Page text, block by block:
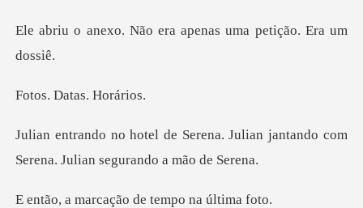
ão era apenas uma pe
Datas.
na. Julian jantando com
Serena.
cação de tempo